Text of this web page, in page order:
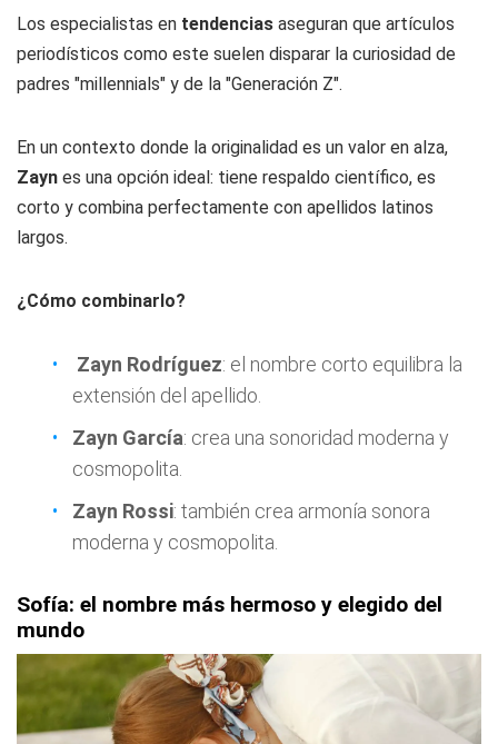
Los especialistas en tendencias aseguran que artículos
periodísticos como este suelen disparar la curiosidad de
padres "millennials" y de la "Generación Z".
En un contexto donde la originalidad es un valor en alza,
Zayn es una opción ideal: tiene respaldo científico, es
corto y combina perfectamente con apellidos latinos
largos.
¿Cómo combinarlo?
Zayn Rodríguez: el nombre corto equilibra la
extensión del apellido.
Zayn García: crea una sonoridad moderna y
cosmopolita.
Zayn Rossi: también crea armonía sonora
moderna y cosmopolita.
Sofía: el nombre más hermoso y elegido del
mundo